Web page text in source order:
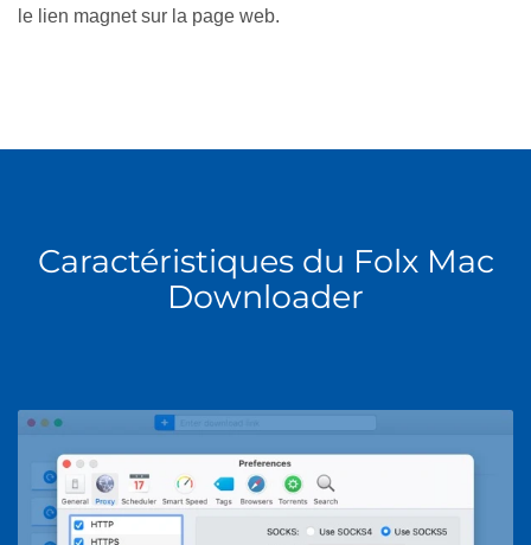
le lien magnet sur la page web.
Caractéristiques du Folx Mac
Downloader